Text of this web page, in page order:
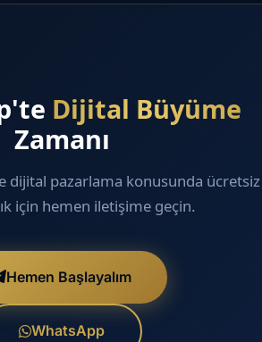
Dijital Büyüme
Zamanı
dijital pazarlama konusunda ücretsiz
için hemen iletişime geçin.
Hemen Başlayalım
WhatsApp